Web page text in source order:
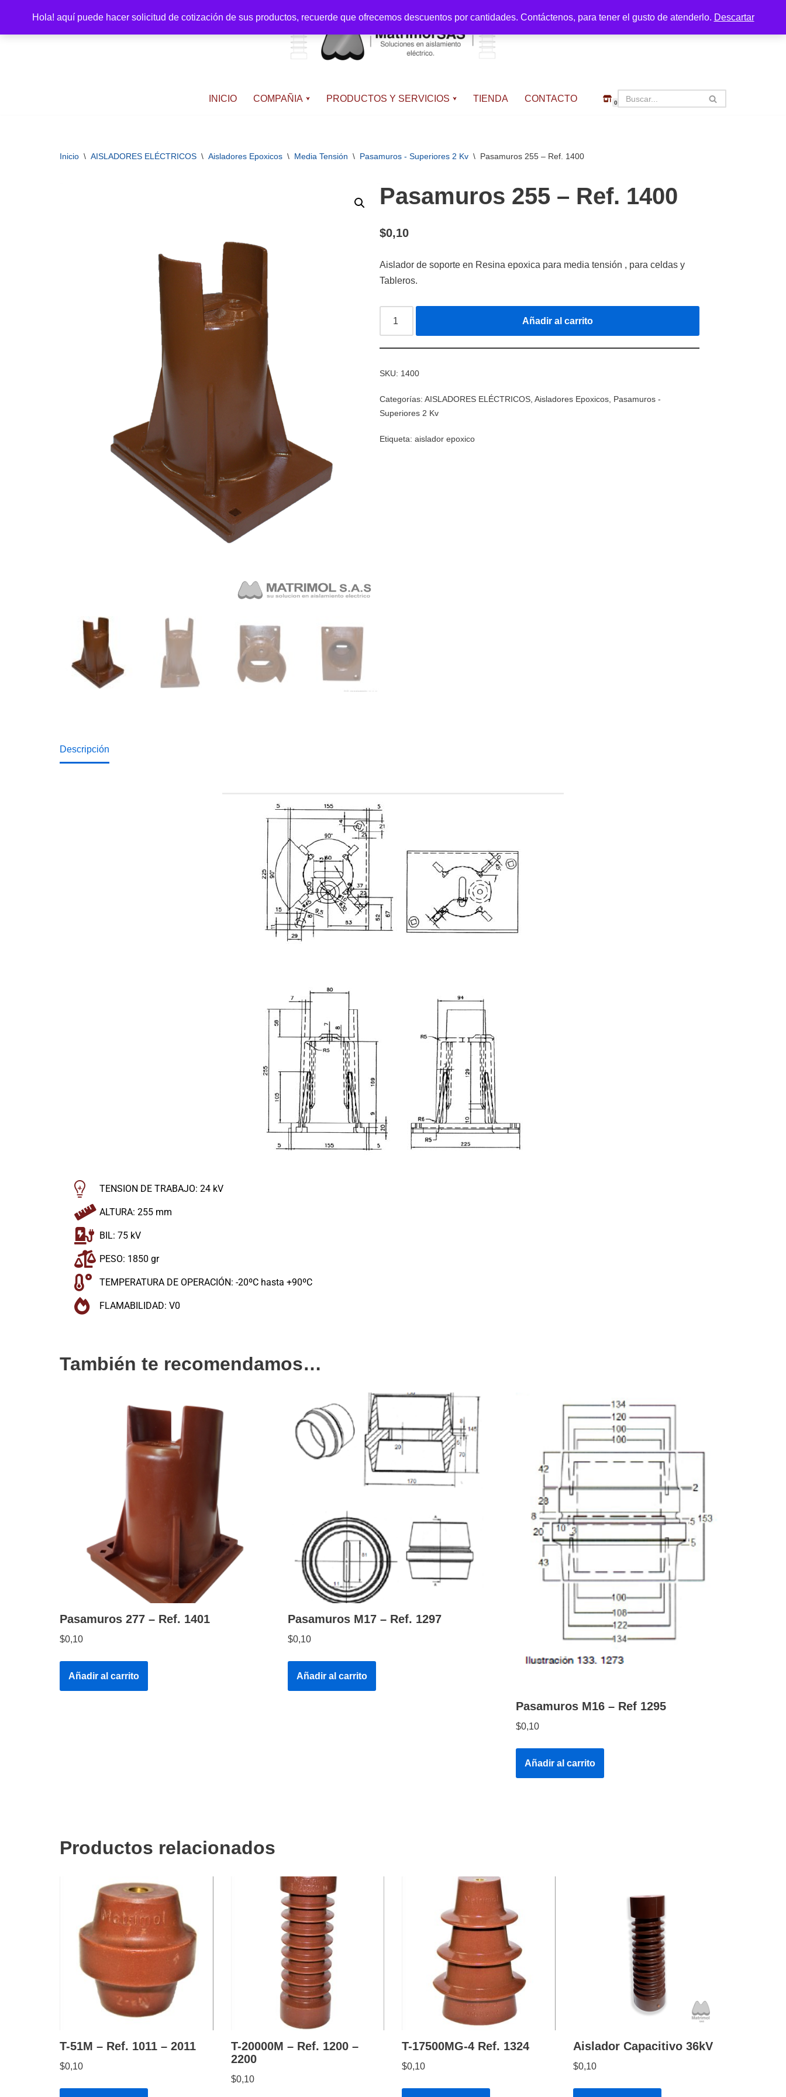
Hola! aquí puede hacer solicitud de cotización de sus productos, recuerde que ofrecemos descuentos por cantidades. Contáctenos, para tener el gusto de atenderlo. Descartar
Saltar
INICIO COMPAÑIA PRODUCTOS Y SERVICIOS TIENDA CONTACTO 0
Inicio \ AISLADORES ELÉCTRICOS \ Aisladores Epoxicos \ Media Tensión \ Pasamuros - Superiores 2 Kv \ Pasamuros 255 – Ref. 1400
Pasamuros 255 – Ref. 1400
$0,10
Aislador de soporte en Resina epoxica para media tensión , para celdas y
Tableros.
Añadir al carrito
SKU: 1400
Categorías:AISLADORES ELÉCTRICOS ,Aisladores Epoxicos Pasamuros -
Superiores 2 Kv
Etiqueta:aislador epoxico
Descripción
TENSION DE TRABAJO: 24 kV
ALTURA: 255 mm
BIL: 75 kV
PESO: 1850 gr
TEMPERATURA DE OPERACIÓN: -20ºC hasta +90ºC
FLAMABILIDAD: V0
También te recomendamos…
Pasamuros 277 – Ref. 1401
$0,10
Añadir al carrito
Pasamuros M17 – Ref. 1297
$0,10
Añadir al carrito
Pasamuros M16 – Ref 1295
$0,10
Añadir al carrito
Productos relacionados
T-51M – Ref. 1011 – 2011
$0,10
T-20000M – Ref. 1200 –
2200
$0,10
T-17500MG-4 Ref. 1324
$0,10
Aislador Capacitivo 36kV
$0,10